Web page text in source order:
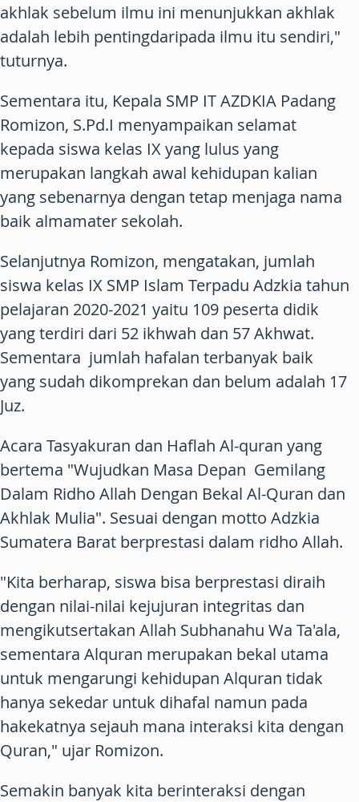
akhlak sebelum ilmu ini menunjukkan akhlak
adalah lebih pentingdaripada ilmu itu sendiri,"
tuturnya.
Sementara itu, Kepala SMP IT AZDKIA Padang
Romizon, S.Pd.I menyampaikan selamat
kepada siswa kelas IX yang lulus yang
merupakan langkah awal kehidupan kalian
yang sebenarnya dengan tetap menjaga nama
baik almamater sekolah.
Selanjutnya Romizon, mengatakan, jumlah
siswa kelas IX SMP Islam Terpadu Adzkia tahun
pelajaran 2020-2021 yaitu 109 peserta didik
yang terdiri dari 52 ikhwah dan 57 Akhwat.
Sementara jumlah hafalan terbanyak baik
yang sudah dikomprekan dan belum adalah 17
Juz.
Acara Tasyakuran dan Haflah Al-quran yang
bertema "Wujudkan Masa Depan Gemilang
Dalam Ridho Allah Dengan Bekal Al-Quran dan
Akhlak Mulia". Sesuai dengan motto Adzkia
Sumatera Barat berprestasi dalam ridho Allah.
"Kita berharap, siswa bisa berprestasi diraih
dengan nilai-nilai kejujuran integritas dan
mengikutsertakan Allah Subhanahu Wa Ta'ala,
sementara Alquran merupakan bekal utama
untuk mengarungi kehidupan Alquran tidak
hanya sekedar untuk dihafal namun pada
hakekatnya sejauh mana interaksi kita dengan
Quran," ujar Romizon.
Semakin banyak kita berinteraksi dengan